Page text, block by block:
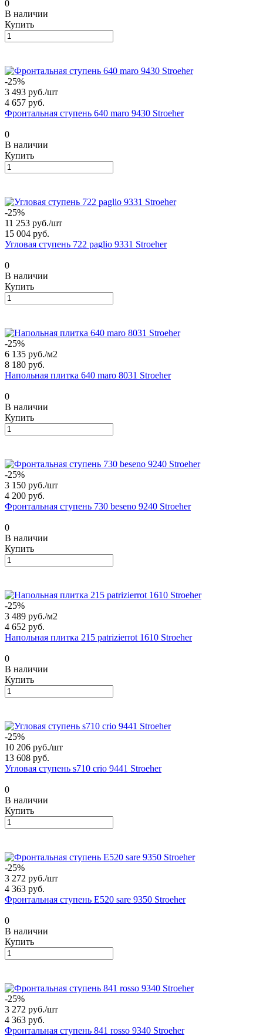
0
В наличии
Купить
-25%
3 493 руб./шт
4 657 руб.
Фронтальная ступень 640 maro 9430 Stroeher
0
В наличии
Купить
-25%
11 253 руб./шт
15 004 руб.
Угловая ступень 722 paglio 9331 Stroeher
0
В наличии
Купить
-25%
6 135 руб./м2
8 180 руб.
Напольная плитка 640 maro 8031 Stroeher
0
В наличии
Купить
-25%
3 150 руб./шт
4 200 руб.
Фронтальная ступень 730 beseno 9240 Stroeher
0
В наличии
Купить
-25%
3 489 руб./м2
4 652 руб.
Напольная плитка 215 patrizierrot 1610 Stroeher
0
В наличии
Купить
-25%
10 206 руб./шт
13 608 руб.
Угловая ступень s710 crio 9441 Stroeher
0
В наличии
Купить
-25%
3 272 руб./шт
4 363 руб.
Фронтальная ступень E520 sare 9350 Stroeher
0
В наличии
Купить
-25%
3 272 руб./шт
4 363 руб.
Фронтальная ступень 841 rosso 9340 Stroeher